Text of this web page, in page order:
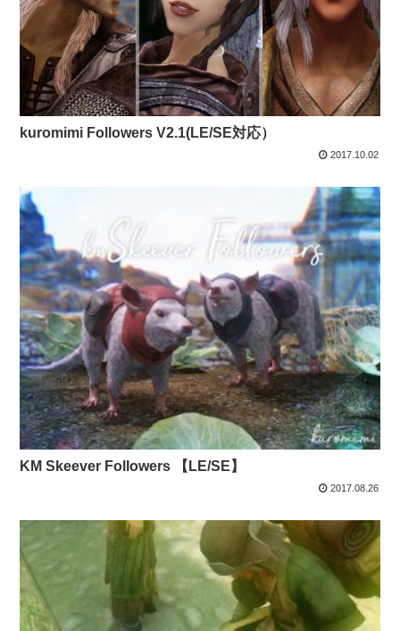
kuromimi Followers V2.1(LE/SE対応）
2017.10.02
KM Skeever Followers 【LE/SE】
2017.08.26